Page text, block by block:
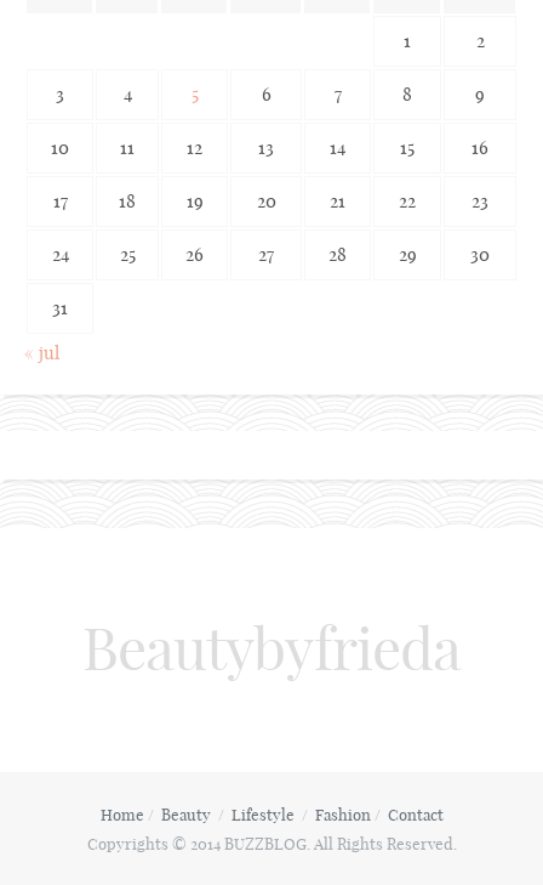
1 2
3 4 5 6 7 8 9
10 11 12 13 14 15 16
17 18 19 20 21 22 23
24 25 26 27 28 29 30
31
« jul
Beautybyfrieda
Home Beauty Lifestyle Fashion
Contact
Copyrights © 2014 BUZZBLOG. All Rights Reserved.